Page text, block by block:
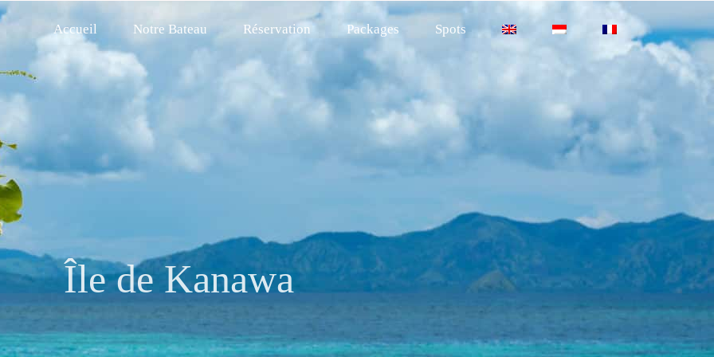
Accueil Notre Bateau Réservation Packages Spots
Île de Kanawa